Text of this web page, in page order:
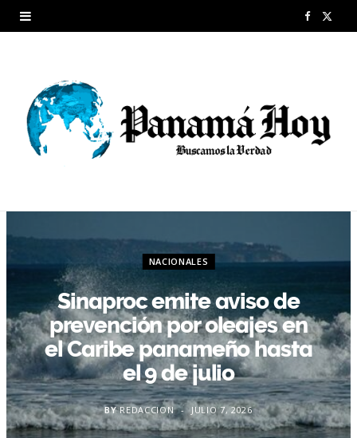
F
b
NACIONALES
Sinaproc emite aviso de
prevención por oleajes en
el Caribe panameño hasta
el 9 de julio
BY REDACCION JULIO 7, 2026